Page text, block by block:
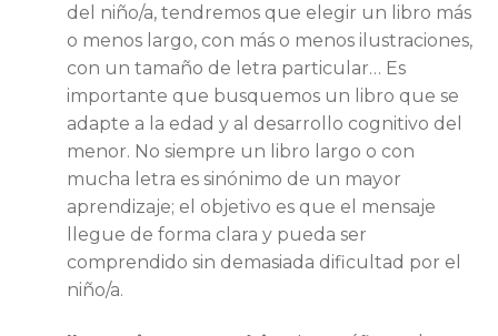
del niño/a, tendremos que elegir un libro más
o menos largo, con más o menos ilustraciones,
con un tamaño de letra particular… Es
importante que busquemos un libro que se
adapte a la edad y al desarrollo cognitivo del
menor. No siempre un libro largo o con
mucha letra es sinónimo de un mayor
aprendizaje; el objetivo es que el mensaje
llegue de forma clara y pueda ser
comprendido sin demasiada dificultad por el
niño/a.